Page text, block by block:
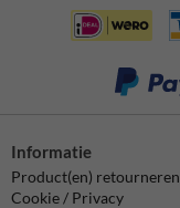
Informatie
Product(en) retourneren
Cookie / Privacy